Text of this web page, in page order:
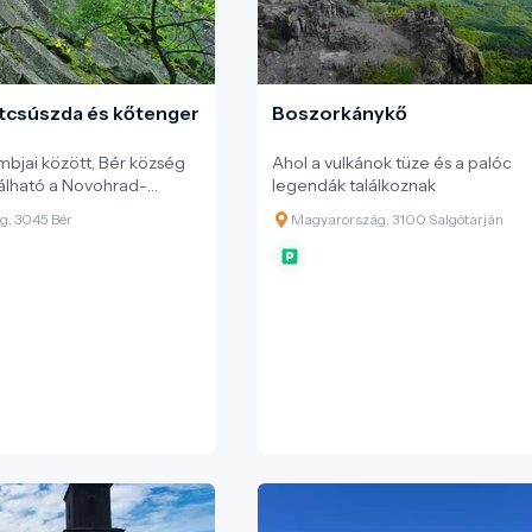
és kőtenger
között, Bér község
a Novohrad-
egyik
és tudományos
kiemelkedő helyszíne.
3045 Bér
Boszorkánykő
Ahol a vulkánok tüze és a palóc
legendák találkoznak
Magyarország, 3100 Salgótarján